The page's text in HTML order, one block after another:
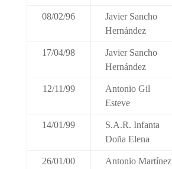
08/02/96
Javier Sancho
Hernández
17/04/98
Javier Sancho
Hernández
12/11/99
Antonio Gil
Esteve
14/01/99
S.A.R. Infanta
Doña Elena
26/01/00
Antonio Martínez